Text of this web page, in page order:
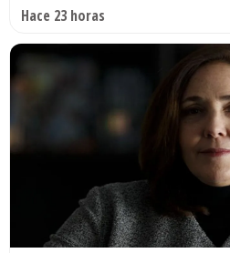
Hace 23 horas